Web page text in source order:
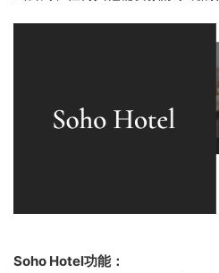
Soho Hotel功能：